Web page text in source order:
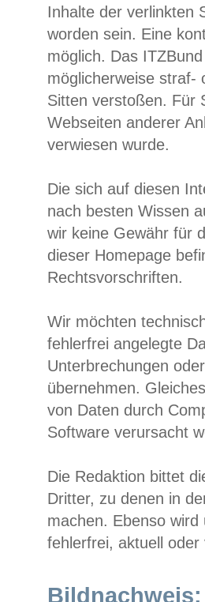
Inhalte der verlinkten
worden sein. Eine
möglich. Das
möglicherweise straf-
Sitten verstoßen. Für
Webseiten anderer
verwiesen wurde.
Die sich auf diesen
nach besten Wissen
wir keine Gewähr für
dieser Homepage
Rechtsvorschriften.
Wir möchten
fehlerfrei angelegte
Unterbrechungen
übernehmen.
von Daten durch
Software verursacht
Die Redaktion bittet
Dritter, zu denen in
machen. Ebenso
fehlerfrei, aktuell oder
Bildnachweis: